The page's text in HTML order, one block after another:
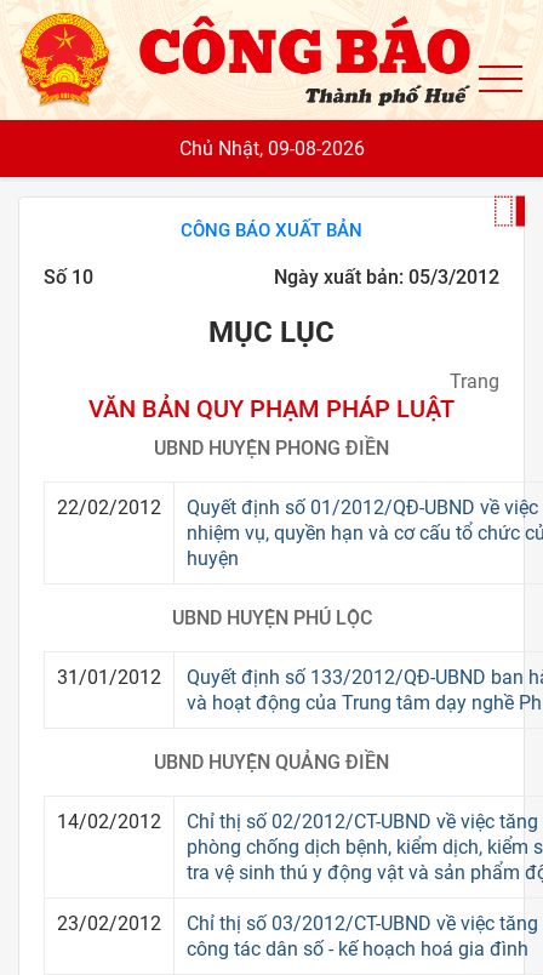
Chủ Nhật, 09-08-2026
CÔNG BÁO XUẤT BẢN
Số 10 Ngày xuất bản: 05/3/2012
MỤC LỤC
Trang
VĂN BẢN QUY PHẠM PHÁP LUẬT
UBND HUYỆN PHONG ĐIỀN
22/02/2012
Quyết định số 01/2012/QĐ-UBND về
nhiệm vụ, quyền hạn và cơ cấu tổ chức
huyện
UBND HUYỆN PHÚ LỘC
31/01/2012
Quyết định số 133/2012/QĐ-UBND ban
và hoạt động của Trung tâm dạy nghề
UBND HUYỆN QUẢNG ĐIỀN
14/02/2012
Chỉ thị số 02/2012/CT-UBND về việc
phòng chống dịch bệnh, kiểm dịch, kiểm
tra vệ sinh thú y động vật và sản phẩm
23/02/2012
Chỉ thị số 03/2012/CT-UBND về việc
công tác dân số - kế hoạch hoá gia đình